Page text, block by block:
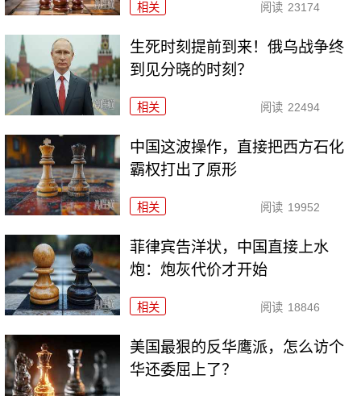
相关 阅读 23174
生死时刻提前到来！俄乌战争终
到见分晓的时刻？
相关 阅读 22494
中国这波操作，直接把西方石化
霸权打出了原形
相关 阅读 19952
菲律宾告洋状，中国直接上水
炮：炮灰代价才开始
相关 阅读 18846
美国最狠的反华鹰派，怎么访个
华还委屈上了？